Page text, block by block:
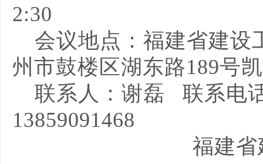
2:30
会议地点：福建省建设
州市鼓楼区湖东路189号
联系人：谢磊
联系电
13859091468
福建